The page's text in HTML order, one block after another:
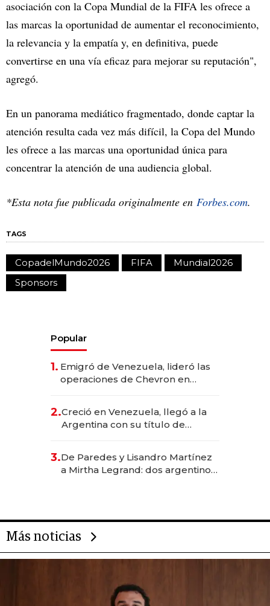
asociación con la Copa Mundial de la FIFA les ofrece a
las marcas la oportunidad de aumentar el reconocimiento,
la relevancia y la empatía y, en definitiva, puede
convertirse en una vía eficaz para mejorar su reputación",
agregó.
En un panorama mediático fragmentado, donde captar la
atención resulta cada vez más difícil, la Copa del Mundo
les ofrece a las marcas una oportunidad única para
concentrar la atención de una audiencia global.
*Esta nota fue publicada originalmente en Forbes.com.
TAGS
CopadelMundo2026 FIFA
Mundial2026
Sponsors
Popular
1. Emigró de Venezuela, lideró las
operaciones de Chevron en
2.Creció en Venezuela, llegó a la
Argentina con su título de
las marcas "fast premium"
3.De Paredes y Lisandro Martínez
a Mirtha Legrand: dos argentinos
Más noticias